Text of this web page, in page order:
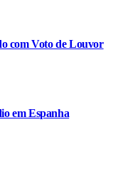
com Voto de Louvor
em Espanha